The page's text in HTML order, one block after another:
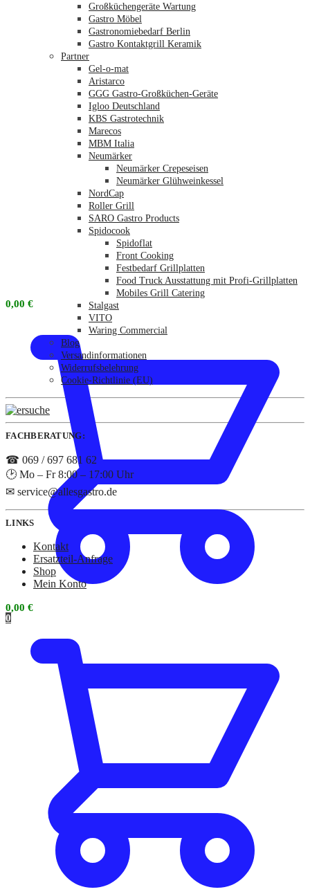
0,00 €
0
Großküchengeräte Wartung
Gastro Möbel
Gastronomiebedarf Berlin
Gastro Kontaktgrill Keramik
Partner
Gel-o-mat
Aristarco
GGG Gastro-Großküchen-Geräte
Igloo Deutschland
KBS Gastrotechnik
Marecos
MBM Italia
Neumärker
Neumärker Crepeseisen
Neumärker Glühweinkessel
NordCap
Roller Grill
SARO Gastro Products
Spidocook
Spidoflat
Front Cooking
Festbedarf Grillplatten
Food Truck Ausstattung mit Profi-Grillplatten
Mobiles Grill Catering
Stalgast
VITO
Waring Commercial
Blog
Versandinformationen
Widerrufsbelehrung
Cookie-Richtlinie (EU)
FACHBERATUNG:
☎ 069 / 697 681 62
🕑 Mo – Fr 8:00 – 17:00 Uhr
✉ service@allesgastro.de
LINKS
Kontakt
Ersatzteil-Anfrage
Shop
Mein Konto
0,00 €